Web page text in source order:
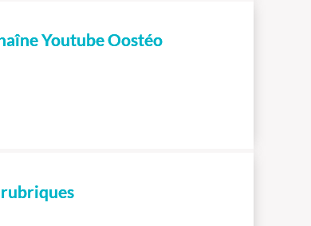
Youtube Oostéo